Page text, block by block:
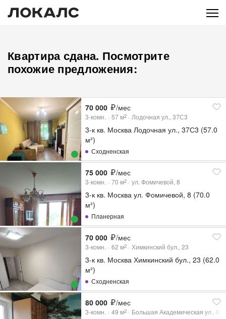
Квартира сдана. Посмотрите
похожие предложения:
70 000 /мес
3-комн. 57 м2 Лодочная ул., 37С3
3-к кв. Москва Лодочная ул., 37С3 (57.0
м²)
Сходненская
75 000 /мес
3-комн. 70 м2 ул. Фомичевой, 8
3-к кв. Москва ул. Фомичевой, 8 (70.0
м²)
Планерная
70 000 /мес
3-комн. 62 м2 Химкинский бул., 23
3-к кв. Москва Химкинский бул., 23 (62.0
м²)
Сходненская
80 000 /мес
3-комн. 49 м2 Большая Академическая ул., 83